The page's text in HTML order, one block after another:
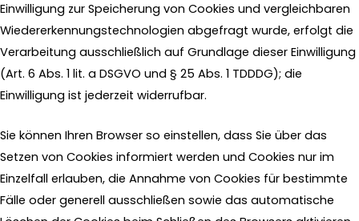
Einwilligung zur Speicherung von Cookies und vergleichbaren
Wiedererkennungstechnologien abgefragt wurde, erfolgt die
Verarbeitung ausschließlich auf Grundlage dieser Einwilligung
(Art. 6 Abs. 1 lit. a DSGVO und § 25 Abs. 1 TDDDG); die
Einwilligung ist jederzeit widerrufbar.
Sie können Ihren Browser so einstellen, dass Sie über das
Setzen von Cookies informiert werden und Cookies nur im
Einzelfall erlauben, die Annahme von Cookies für bestimmte
Fälle oder generell ausschließen sowie das automatische